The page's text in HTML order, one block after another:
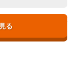
る